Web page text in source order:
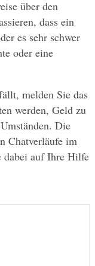
über den
dass ein
es sehr schwer
oder eine
melden Sie das
werden, Geld zu
Die
Chatverläufe im
dabei auf Ihre Hilfe